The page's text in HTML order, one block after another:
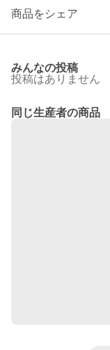
商品をシェア
みんなの投稿
投稿はありません
同じ生産者の商品